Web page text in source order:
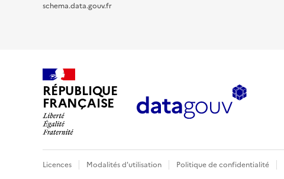
schema.data.gouv.fr
RÉPUBLIQUE
FRANÇAISE
Licences Modalités d'utilisation Politique de confidentialité